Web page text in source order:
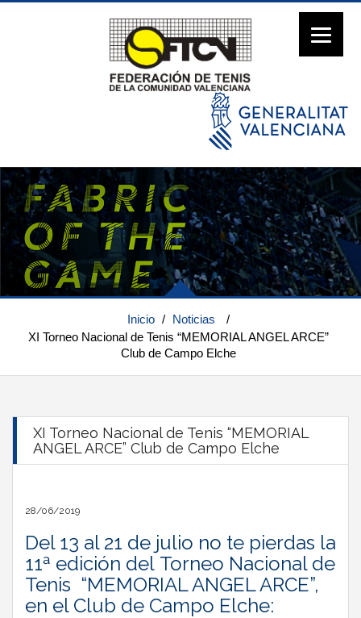
Inicio / Noticias
/
XI Torneo Nacional de Tenis “MEMORIAL ANGEL ARCE”
Club de Campo Elche
XI Torneo Nacional de Tenis “MEMORIAL
ANGEL ARCE” Club de Campo Elche
28/06/2019
Del 13 al 21 de julio no te pierdas la
11ª edición del Torneo Nacional de
Tenis “MEMORIAL ANGEL ARCE”,
en el Club de Campo Elche: